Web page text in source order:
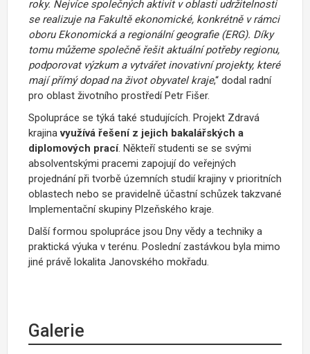
roky. Nejvíce společných aktivit v oblasti udržitelnosti
se realizuje na Fakultě ekonomické, konkrétně v rámci
oboru Ekonomická a regionální geografie (ERG). Díky
tomu můžeme společně řešit aktuální potřeby regionu,
podporovat výzkum a vytvářet inovativní projekty, které
mají přímý dopad na život obyvatel kraje,“ dodal radní
pro oblast životního prostředí Petr Fišer.
Spolupráce se týká také studujících. Projekt Zdravá
krajinavyužívá řešení z jejich bakalářských a
diplomových prací. Někteří studenti se se svými
absolventskými pracemi zapojují do veřejných
projednání při tvorbě územních studií krajiny v prioritních
oblastech nebo se pravidelně účastní schůzek takzvané
Implementační skupiny Plzeňského kraje.
Další formou spolupráce jsou Dny vědy a techniky a
praktická výuka v terénu. Poslední zastávkou byla mimo
jiné právě lokalita Janovského mokřadu.
Galerie